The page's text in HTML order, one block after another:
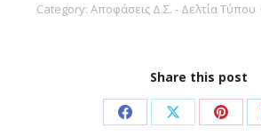
Category: Αποφάσεις Δ.Σ. - Δελτία Τύπου
Share this post
Share Share Share